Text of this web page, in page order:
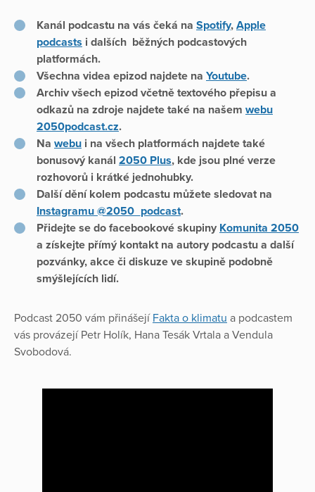
Kanál podcastu na vás čeká na Spotify, Apple
podcasts i dalších běžných podcastových
platformách.
Všechna videa epizod najdete na Youtube.
Archiv všech epizod včetně textového přepisu a
odkazů na zdroje najdete také na našem webu
2050podcast.cz.
Na webu i na všech platformách najdete také
bonusový kanál 2050 Plus, kde jsou plné verze
rozhovorů i krátké jednohubky.
Další dění kolem podcastu můžete sledovat na
Instagramu @2050_podcast.
Přidejte se do facebookové skupiny Komunita 2050
a získejte přímý kontakt na autory podcastu a další
pozvánky, akce či diskuze ve skupině podobně
smýšlejících lidí.
Podcast 2050 vám přinášejí Fakta o klimatu a podcastem
vás provázejí Petr Holík, Hana Tesák Vrtala a Vendula
Svobodová.